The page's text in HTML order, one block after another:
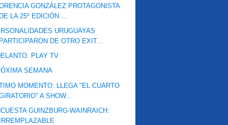
GONZÁLEZ PROTAGONISTA
LA 25º EDICIÓN ...
URUGUAYAS
DE OTRO EXIT...
PLAY TV
SEMANA
MOMENTO: LLEGA "EL CUARTO
A SHOW...
GUINZBURG-WAINRAICH: